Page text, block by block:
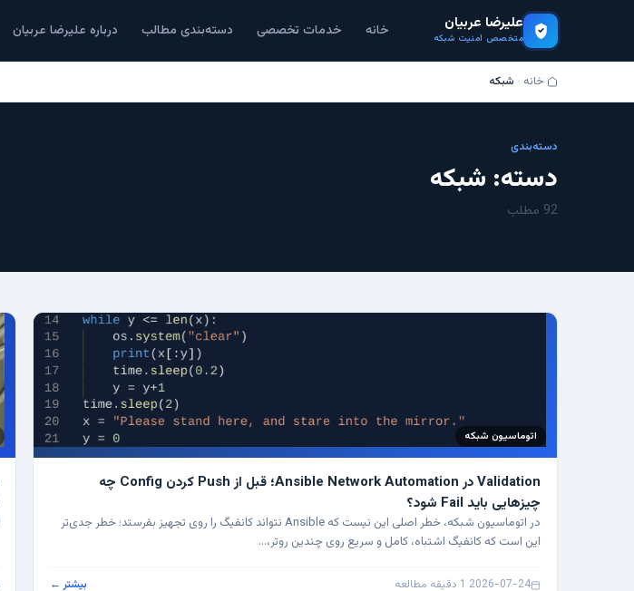
علیرضا عربیان
متخصص امنیت شبکه خانه خدمات تخصصی دسته‌بندی مطالب درباره علیرضا عربیان
خانه شبکه
دسته‌بندی
دسته: شبکه
92 مطلب
اتوماسیون شبکه
Validation در Ansible Network Automation؛ قبل از Push کردن Config چه
چیزهایی باید Fail شود؟
در اتوماسیون شبکه، خطر اصلی این نیست که Ansible نتواند کانفیگ را روی تجهیز بفرستد؛ خطر جدی‌تر
این است که کانفیگ اشتباه، کامل و سریع روی چندین روتر،…
2026-07-24
· 1 دقیقه مطالعه بیشتر ←